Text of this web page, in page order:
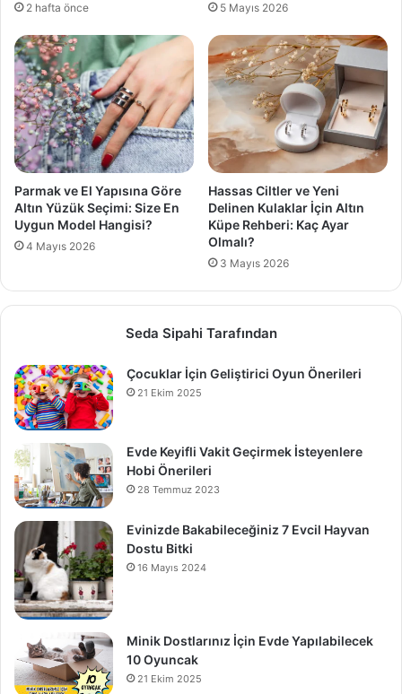
2 hafta önce 5 Mayıs 2026
Parmak ve El Yapısına Göre
Altın Yüzük Seçimi: Size En
Uygun Model Hangisi?
4 Mayıs 2026
Hassas Ciltler ve Yeni
Delinen Kulaklar İçin Altın
Küpe Rehberi: Kaç Ayar
Olmalı?
3 Mayıs 2026
Seda Sipahi Tarafından
Çocuklar İçin Geliştirici Oyun Önerileri
21 Ekim 2025
Evde Keyifli Vakit Geçirmek İsteyenlere
Hobi Önerileri
28 Temmuz 2023
Evinizde Bakabileceğiniz 7 Evcil Hayvan
Dostu Bitki
16 Mayıs 2024
Minik Dostlarınız İçin Evde Yapılabilecek
10 Oyuncak
21 Ekim 2025